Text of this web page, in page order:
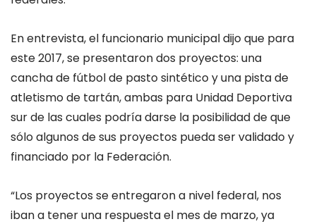
En entrevista, el funcionario municipal dijo que para
este 2017, se presentaron dos proyectos: una
cancha de fútbol de pasto sintético y una pista de
atletismo de tartán, ambas para Unidad Deportiva
sur de las cuales podría darse la posibilidad de que
sólo algunos de sus proyectos pueda ser validado y
financiado por la Federación.
“Los proyectos se entregaron a nivel federal, nos
iban a tener una respuesta el mes de marzo, ya